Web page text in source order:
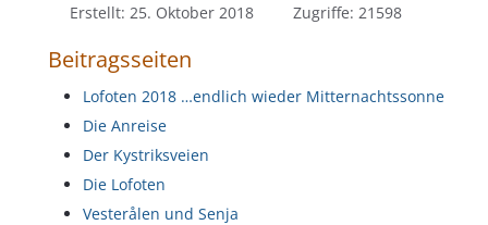
Erstellt: 25. Oktober 2018 Zugriffe: 21598
Beitragsseiten
Lofoten 2018 …endlich wieder Mitternachtssonne
Die Anreise
Der Kystriksveien
Die Lofoten
Vesterålen und Senja